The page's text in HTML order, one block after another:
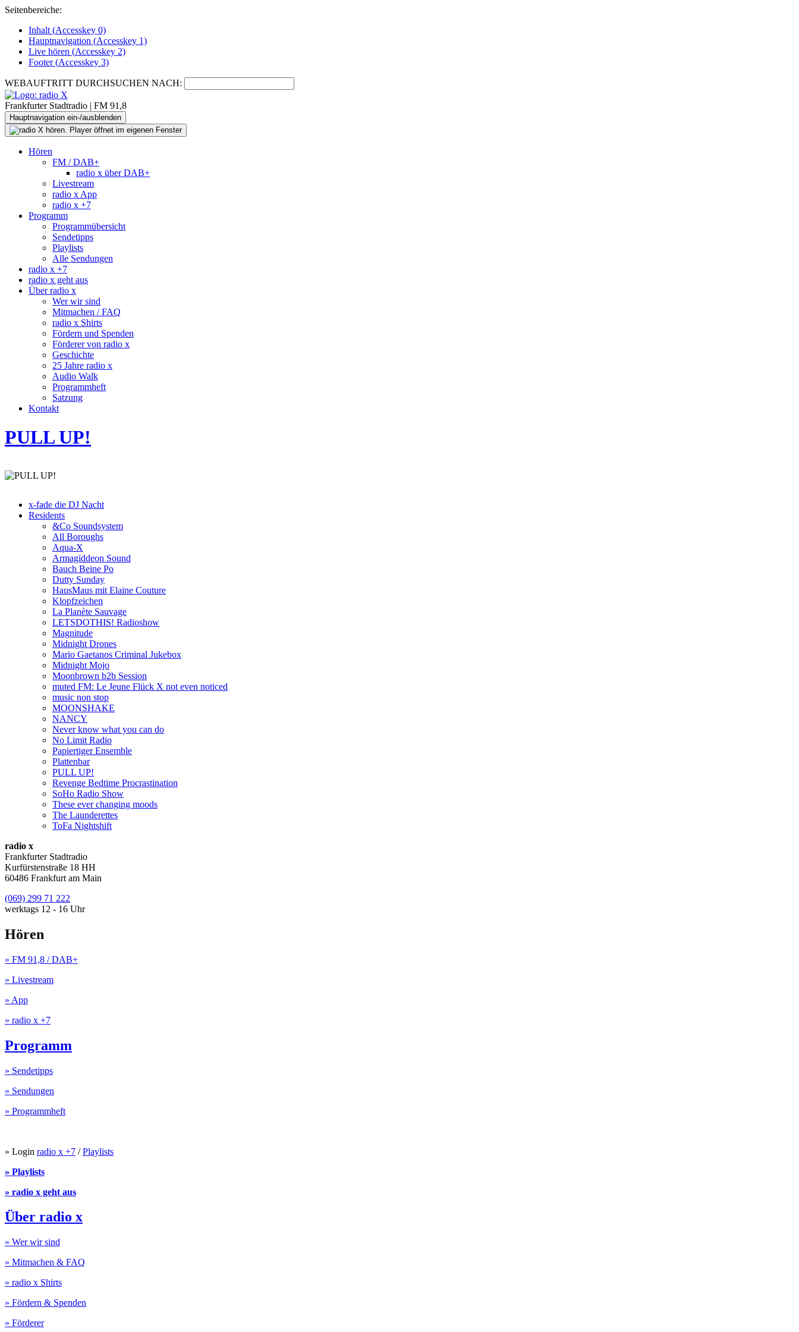
Seitenbereiche:
Inhalt (Accesskey 0)
Hauptnavigation (Accesskey 1)
Live hören (Accesskey 2)
Footer(Accesskey 3)
WEBAUFTRITT DURCHSUCHEN NACH:
Frankfurter Stadtradio | FM 91,8
Hauptnavigation ein-/ausblenden
Hören
FM / DAB+
radio x über DAB+
Livestream
radio x App
radio x +7
Programm
Programmübersicht
Sendetipps
Playlists
Alle Sendungen
radio x +7
radio x geht aus
Über radio x
Wer wir sind
Mitmachen / FAQ
radio x Shirts
Fördern und Spenden
Förderer von radio x
Geschichte
25 Jahre radio x
Audio Walk
Programmheft
Satzung
Kontakt
PULL UP!
x-fade die DJ Nacht
Residents
&Co Soundsystem
All Boroughs
Aqua-X
Armagiddeon Sound
Bauch Beine Po
Dutty Sunday
HausMaus mit Elaine Couture
Klopfzeichen
La Planète Sauvage
LETSDOTHIS! Radioshow
Magnitude
Midnight Drones
Mario Gaetanos Criminal Jukebox
Midnight Mojo
Moonbrown b2b Session
muted FM: Le Jeune Flück X not even noticed
music non stop
MOONSHAKE
NANCY
Never know what you can do
No Limit Radio
Papiertiger Ensemble
Plattenbar
PULL UP!
Revenge Bedtime Procrastination
SoHo Radio Show
These ever changing moods
The Launderettes
ToFa Nightshift
radio x
Frankfurter Stadtradio
Kurfürstenstraße 18 HH
60486 Frankfurt am Main
(069) 299 71 222
werktags 12 - 16 Uhr
Hören
» FM 91,8 / DAB+
» Livestream
» App
» radio x +7
Programm
» Sendetipps
» Sendungen
» Programmheft
» Login radio x +7 /Playlists
» Playlists
» radio x geht aus
Über radio x
» Wer wir sind
» Mitmachen & FAQ
» radio x Shirts
» Fördern & Spenden
» Förderer